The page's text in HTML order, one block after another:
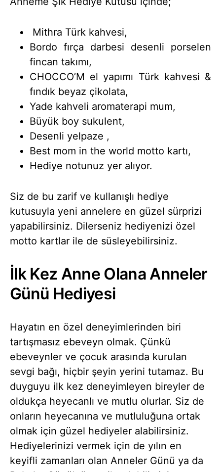
Mithra Türk kahvesi,
Bordo fırça darbesi desenli porselen
fincan takımı,
CHOCCO’M el yapımı Türk kahvesi &
fındık beyaz çikolata,
Yade kahveli aromaterapi mum,
Büyük boy sukulent,
Desenli yelpaze ,
Best mom in the world motto kartı,
Hediye notunuz yer alıyor.
Siz de bu zarif ve kullanışlı hediye
kutusuyla yeni annelere en güzel sürprizi
yapabilirsiniz. Dilerseniz hediyenizi özel
motto kartlar ile de süsleyebilirsiniz.
İlk Kez Anne Olana Anneler
Günü Hediyesi
Hayatın en özel deneyimlerinden biri
tartışmasız ebeveyn olmak. Çünkü
ebeveynler ve çocuk arasında kurulan
sevgi bağı, hiçbir şeyin yerini tutamaz. Bu
duyguyu ilk kez deneyimleyen bireyler de
oldukça heyecanlı ve mutlu olurlar. Siz de
onların heyecanına ve mutluluğuna ortak
olmak için güzel hediyeler alabilirsiniz.
Hediyelerinizi vermek için de yılın en
keyifli zamanları olan Anneler Günü ya da